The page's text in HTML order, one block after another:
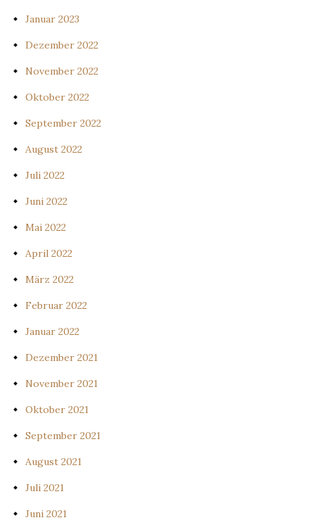
Januar 2023
Dezember 2022
November 2022
Oktober 2022
September 2022
August 2022
Juli 2022
Juni 2022
Mai 2022
April 2022
März 2022
Februar 2022
Januar 2022
Dezember 2021
November 2021
Oktober 2021
September 2021
August 2021
Juli 2021
Juni 2021